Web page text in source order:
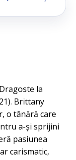
la
Brittany
o tânără care
a-și sprijini
pasiunea
carismatic,